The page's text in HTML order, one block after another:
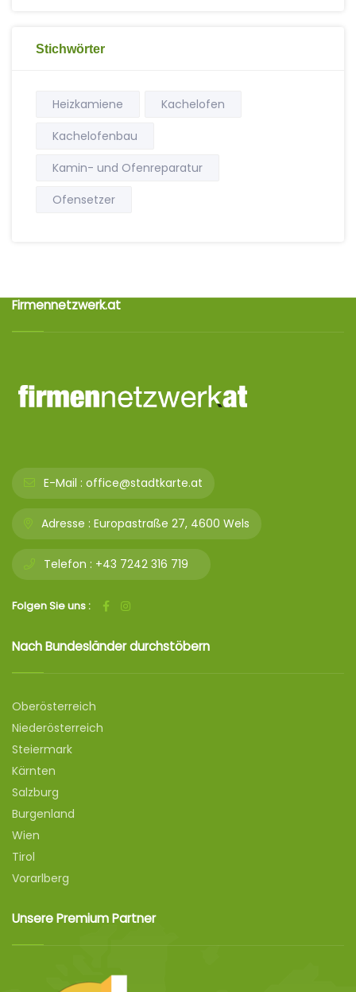
Stichwörter
Heizkamiene
Kachelofen
Kachelofenbau
Kamin- und Ofenreparatur
Ofensetzer
Firmennetzwerk.at
E-Mail : office@stadtkarte.at
Adresse : Europastraße 27, 4600 Wels
Telefon : +43 7242 316 719
Folgen Sie uns :
Nach Bundesländer durchstöbern
Oberösterreich
Niederösterreich
Steiermark
Kärnten
Salzburg
Burgenland
Wien
Tirol
Vorarlberg
Unsere Premium Partner